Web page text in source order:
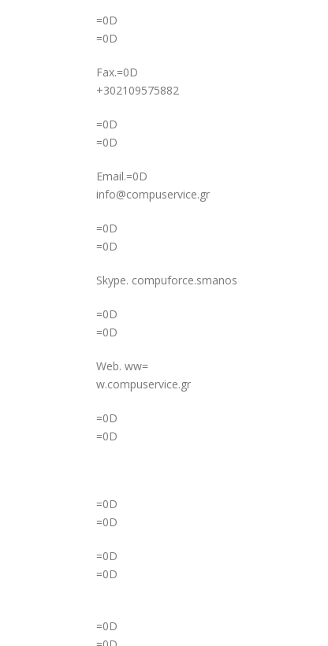
=0D
=0D
Fax.=0D
+302109575882
=0D
=0D
Email.=0D
info@compuservice.gr
=0D
=0D
Skype. compuforce.smanos
=0D
=0D
Web. ww=
w.compuservice.gr
=0D
=0D
=0D
=0D
=0D
=0D
=0D